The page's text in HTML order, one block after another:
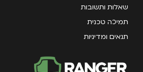
שאלות ותשובות
תמיכה טכנית
תנאים ומדיניות